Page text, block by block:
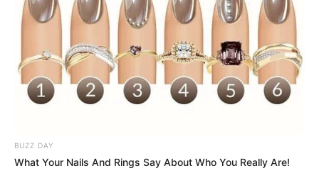
BUZZ DAY
What Your Nails And Rings Say About Who You Really Are!